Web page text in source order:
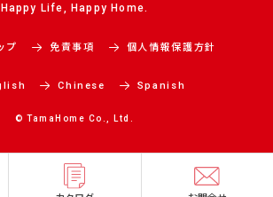
Happy Life, Happy Home.
プ 免責事項 個人情報保護方針
Chinese Spanish
© TamaHome Co., Ltd.